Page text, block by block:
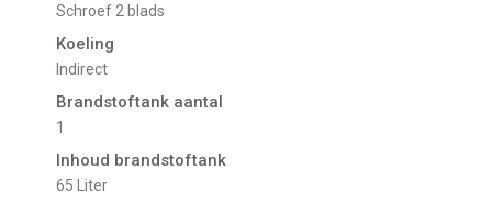
schroef 2 blads
Koeling
indirect
Brandstoftank aantal
1
Inhoud brandstoftank
65 Liter